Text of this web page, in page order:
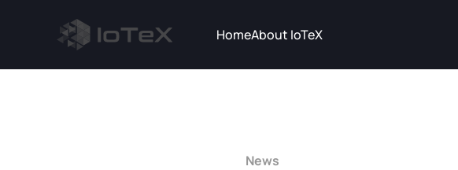
HomeAbout IoTeX
News